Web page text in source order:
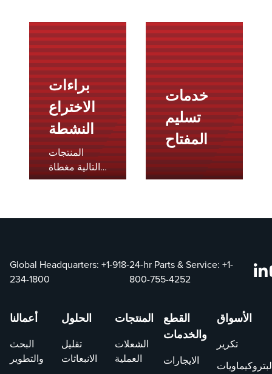
براءات
الاختراع
النشطة
المنتجات
التالية مغطاة
ببراءة اختراع
توفير هذا
الموقع لتلبية
الافتراضية بما
في ذلك القسم
16 من قانون
ليهي-سميث
خدمات
تسليم
المفتاح
Global Headquarters: +1-918-
234-1800
24-hr Parts & Service:+1-
800-755-4252
أعمالنا
البحث
والتطوير
الحلول
تقليل
الانبعاثات
المنتجات
الشعلات
العملية
القطع
والخدمات
الايجارات
الأسواق
تكرير